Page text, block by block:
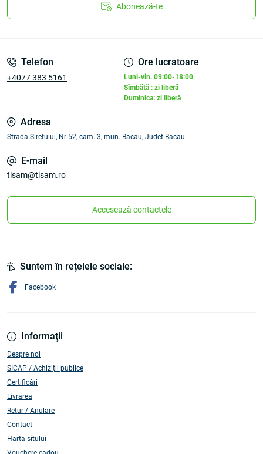
Abonează-te
Telefon
+4077 383 5161
Ore lucratoare
Luni-vin. 09:00-18:00
Sîmbătă : zi liberă
Duminica: zi liberă
Adresa
Strada Siretului, Nr 52, cam. 3, mun. Bacau, Judet Bacau
E-mail
tisam@tisam.ro
Accesează contactele
Informaţii
Despre noi
SICAP / Achiziții publice
Certificări
Livrarea
Retur / Anulare
Contact
Harta sitului
Suntem în rețelele sociale:
Facebook